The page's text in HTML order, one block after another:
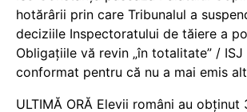
hotărârii prin care Tribunalul a
deciziile Inspectoratului de tăiere a
Obligațiile vă revin „în totalitate” /
conformat pentru că nu a mai emis
ULTIMĂ ORĂ Elevii români au obținut